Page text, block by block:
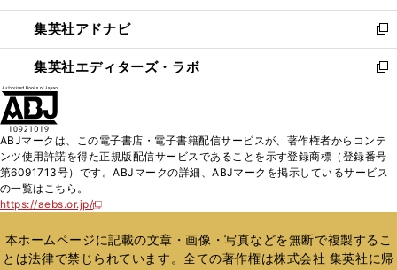
開
く
ウ
で
開
く
ン
ド
ウ
で
ウ
ィ
ン
ド
く
集英社アドナビ
新
し
い
ド
ウ
で
集英社エディターズ・ラボ
新
ィ
ン
ド
開
く
ABJマークは、この電子書店・電子書籍配信サービスが、著作権者からコンテ
ンツ使用許諾を得た正規版配信サービスであることを示す登録商標（登録番号
第6091713号）です。ABJマークの詳細、ABJマークを掲示しているサービス
の一覧はこちら。
https://aebs.or.jp/
新
い
ウ
ィ
本ホームページに記載の文章・画像・写真などを無断で複製するこ
とは法律で禁じられています。全ての著作権は株式会社 集英社に帰